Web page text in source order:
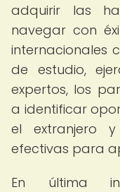
adquirir las
navegar con
internacionales
de estudio,
expertos, los
a identificar
el extranjero
efectivas para
En última